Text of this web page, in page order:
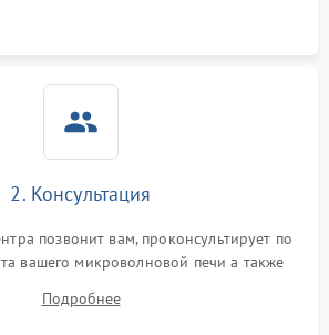
2. Консультация
позвонит вам, проконсультирует по
вашего микроволновой печи а также
Подробнее